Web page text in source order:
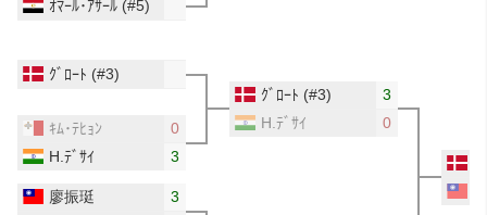
ｵﾏｰﾙ･ｱｻｰﾙ(#5)
ｸﾞﾛｰﾄ (#3)
ｷﾑ･ﾃﾋｮﾝ
0
H.ﾃﾞｻｲ
3
廖振珽
3
ｸﾞﾛｰﾄ (#3)
3
H.ﾃﾞｻｲ
0